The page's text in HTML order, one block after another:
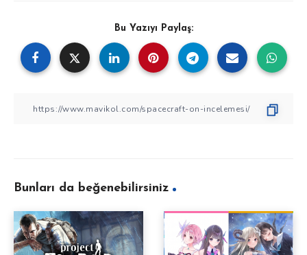
Bu Yazıyı Paylaş:
Bunları da beğenebilirsiniz